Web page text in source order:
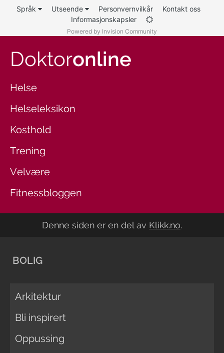
Språk Utseende Personvernvilkår
Kontakt oss
Informasjonskapsler
Powered by Invision Community
Doktoronline
Helse
Helseleksikon
Kosthold
Trening
Velvære
Fitnessbloggen
Denne siden er en del av Klikk.no.
BOLIG
Arkitektur
Bli inspirert
Oppussing